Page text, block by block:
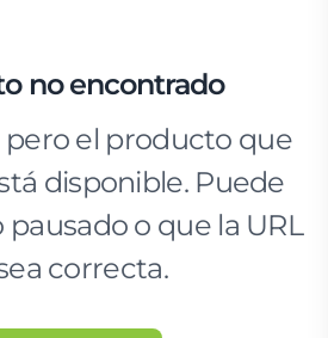
no encontrado
pero el producto que
disponible. Puede
pausado o que la URL
correcta.